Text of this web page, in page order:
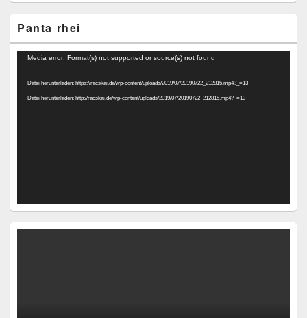
Panta rhei
Video-
Media error: Format(s) not supported or source(s) not found
Datei herunterladen: https://racskai.de/wp-content/uploads/2019/07/20190722_212815.mp4?_=13
Datei herunterladen: http://racskai.de/wp-content/uploads/2019/07/20190722_212815.mp4?_=13